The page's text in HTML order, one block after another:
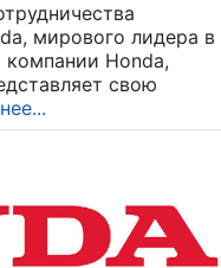
мирового лидера в
Honda,
свою